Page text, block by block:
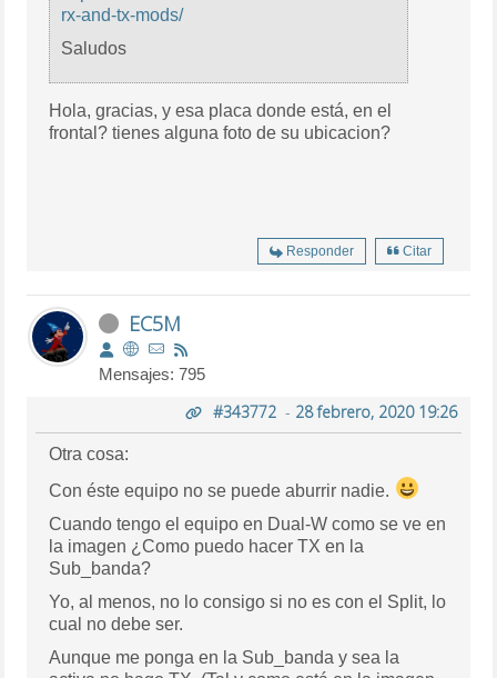
rx-and-tx-mods/
Saludos
Hola, gracias, y esa placa donde está, en el
frontal? tienes alguna foto de su ubicacion?
Responder Citar
EC5M
Mensajes: 795
#343772- 28 febrero, 2020 19:26
Otra cosa:
Con éste equipo no se puede aburrir nadie.
Cuando tengo el equipo en Dual-W como se ve en
la imagen ¿Como puedo hacer TX en la
Sub_banda?
Yo, al menos, no lo consigo si no es con el Split, lo
cual no debe ser.
Aunque me ponga en la Sub_banda y sea la